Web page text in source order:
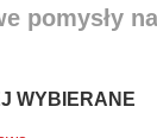
pomysły
WYBIERANE